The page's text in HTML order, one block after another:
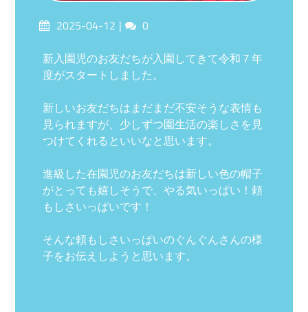
Posted2025-04-12 Comments
0
新入園児のお友だちが入園してきて令和７年
度がスタートしました。
新しいお友だちはまだまだ不安そうな表情も
見られますが、少しずつ園生活の楽しさを見
つけてくれるといいなと思います。
進級した在園児のお友だちは新しい色の帽子
がとっても嬉しそうで、やる気いっぱい！頼
もしさいっぱいです！
そんな頼もしさいっぱいのぐんぐんさんの様
子をお伝えしようと思います。